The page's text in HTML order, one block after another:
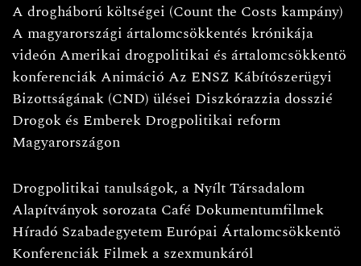
A drogháború költségei (Count the Costs kampány)
A magyarországi ártalomcsökkentés krónikája
videónAmerikai drogpolitikai és ártalomcsökkentö
konferenciákAnimáció Az ENSZ Kábítószerügyi
Bizottságának (CND) ülései Diszkórazzia dosszié
Drogok és Emberek Drogpolitikai reform
Magyarországon
Drogpolitikai tanulságok, a Nyílt Társadalom
Alapítványok sorozata Café Dokumentumfilmek
Híradó Szabadegyetem Európai Ártalomcsökkentö
Konferenciák Filmek a szexmunkáról